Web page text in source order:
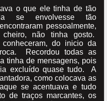
que ele tinha de tão
se envolvesse tão
pessoalmente,
não tinha gosto.
do inicio da
Recordou todas as
tinha de mensagens, pois
excluído quase tudo. A
como colocava as
se acentuava e tudo
de traços marcantes, os